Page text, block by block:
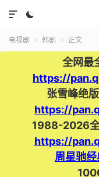


电视剧  韩剧  正文
全网最
https://
张雪峰绝
https://
1988-2026全
https://
周星驰